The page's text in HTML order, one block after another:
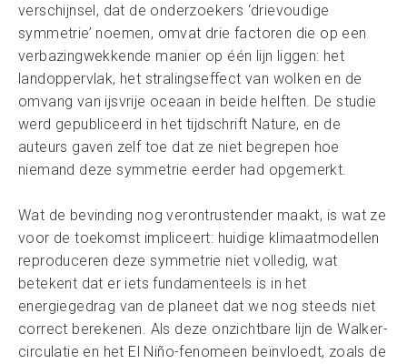
verschijnsel, dat de onderzoekers ‘drievoudige
symmetrie’ noemen, omvat drie factoren die op een
verbazingwekkende manier op één lijn liggen: het
landoppervlak, het stralingseffect van wolken en de
omvang van ijsvrije oceaan in beide helften. De studie
werd gepubliceerd in het tijdschrift Nature, en de
auteurs gaven zelf toe dat ze niet begrepen hoe
niemand deze symmetrie eerder had opgemerkt.
Wat de bevinding nog verontrustender maakt, is wat ze
voor de toekomst impliceert: huidige klimaatmodellen
reproduceren deze symmetrie niet volledig, wat
betekent dat er iets fundamenteels is in het
energiegedrag van de planeet dat we nog steeds niet
correct berekenen. Als deze onzichtbare lijn de Walker-
circulatie en het El Niño-fenomeen beïnvloedt, zoals de